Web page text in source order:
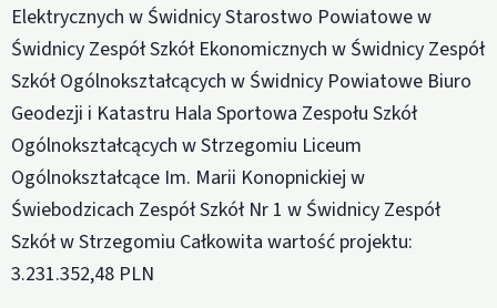
Elektrycznych w Świdnicy Starostwo Powiatowe w
Świdnicy Zespół Szkół Ekonomicznych w Świdnicy Zespół
Szkół Ogólnokształcących w Świdnicy Powiatowe Biuro
Geodezji i Katastru Hala Sportowa Zespołu Szkół
Ogólnokształcących w Strzegomiu Liceum
Ogólnokształcące Im. Marii Konopnickiej w
Świebodzicach Zespół Szkół Nr 1 w Świdnicy Zespół
Szkół w Strzegomiu Całkowita wartość projektu:
3.231.352,48 PLN